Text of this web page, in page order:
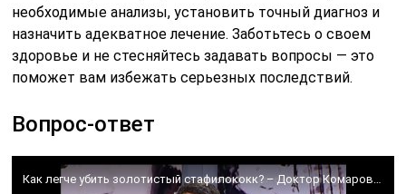
необходимые анализы, установить точный диагноз и
назначить адекватное лечение. Заботьтесь о своем
здоровье и не стесняйтесь задавать вопросы — это
поможет вам избежать серьезных последствий.
Вопрос-ответ